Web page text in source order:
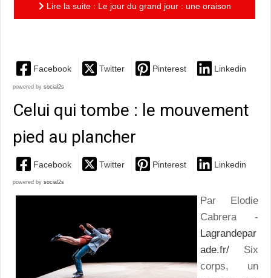
Lire la suite : Le jour du grand jour : une oraison
Facebook Twitter Pinterest Linkedin
powered by social2s
Celui qui tombe : le mouvement
pied au plancher
Facebook Twitter Pinterest Linkedin
powered by social2s
Par Elodie
Cabrera -
Lagrandepar
ade.fr/ Six
corps, un